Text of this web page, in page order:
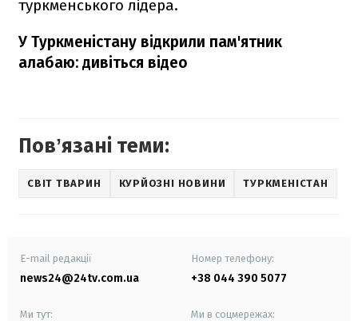
туркменського лідера.
У Туркменістану відкрили пам'ятник
алабаю: дивіться відео
Повʼязані теми:
СВІТ ТВАРИН КУРЙОЗНІ НОВИНИ ТУРКМЕНІСТАН
E-mail редакції
news24@24tv.com.ua
Номер телефону:
+38 044 390 5077
Ми тут: Ми в соцмережах: